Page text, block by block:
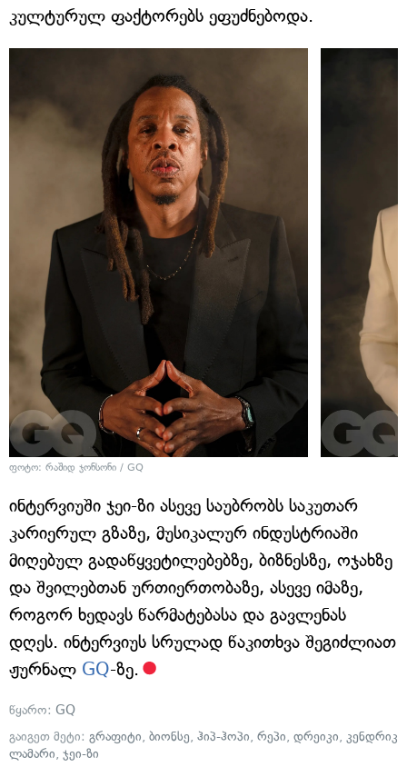
კულტურულ ფაქტორებს ეფუძნებოდა.
ფოტო: რაშიდ ჯონსონი / GQ
ინტერვიუში ჯეი-ზი ასევე საუბრობს საკუთარ
კარიერულ გზაზე, მუსიკალურ ინდუსტრიაში
მიღებულ გადაწყვეტილებებზე, ბიზნესზე, ოჯახზე
და შვილებთან ურთიერთობაზე, ასევე იმაზე,
როგორ ხედავს წარმატებასა და გავლენას
დღეს. ინტერვიუს სრულად წაკითხვა შეგიძლიათ
ჟურნალ GQ-ზე.
წყარო: GQ
გაიგეთ მეტი: გრაფიტი, ბიონსე, ჰიპ-ჰოპი, რეპი, დრეიკი, კენდრიკ
ლამარი, ჯეი-ზი